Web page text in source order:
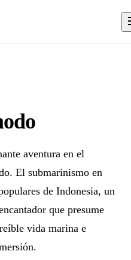
aventura en el
El submarinismo en
de Indonesia, un
que presume
vida marina e